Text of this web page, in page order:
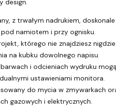
design.
z trwałym nadrukiem,
namiotem i przy ognisku.
którego nie znajdziesz
na kubku dowolnego napisu.
i odcieniach wydruku
ustawieniami monitora.
do mycia w zmywarkach
gazowych i elektrycznych.